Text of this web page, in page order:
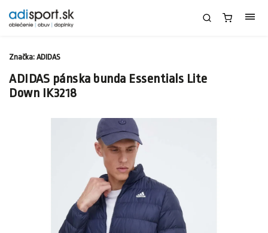
ADIDAS pánska bunda Essentials Lite
Down IK3218
Značka: ADIDAS